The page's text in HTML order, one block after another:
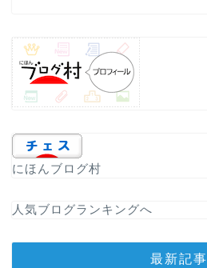
にほんブログ村
人気ブログランキングへ
最新記事